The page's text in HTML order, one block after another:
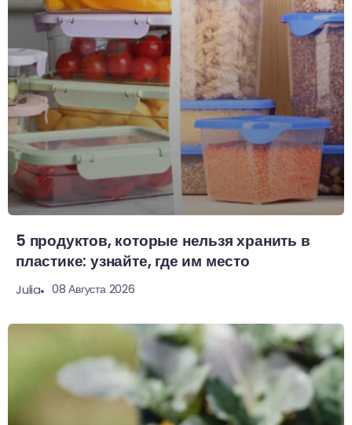
5 продуктов, которые нельзя хранить в
пластике: узнайте, где им место
Julia 08 Августа 2026